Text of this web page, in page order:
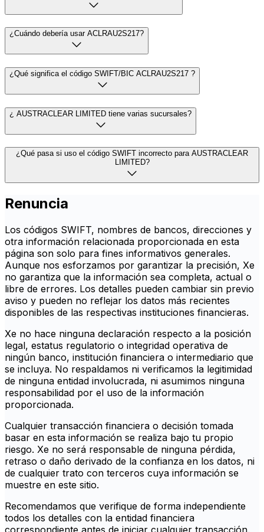
¿Cuándo debería usar ACLRAU2S217?
¿Qué significa el código SWIFT/BIC ACLRAU2S217 ?
¿ AUSTRACLEAR LIMITED tiene varias sucursales?
¿Qué pasa si uso el código SWIFT incorrecto para AUSTRACLEAR
LIMITED?
Renuncia
Los códigos SWIFT, nombres de bancos, direcciones y
otra información relacionada proporcionada en esta
página son solo para fines informativos generales.
Aunque nos esforzamos por garantizar la precisión, Xe
no garantiza que la información sea completa, actual o
libre de errores. Los detalles pueden cambiar sin previo
aviso y pueden no reflejar los datos más recientes
disponibles de las respectivas instituciones financieras.
Xe no hace ninguna declaración respecto a la posición
legal, estatus regulatorio o integridad operativa de
ningún banco, institución financiera o intermediario que
se incluya. No respaldamos ni verificamos la legitimidad
de ninguna entidad involucrada, ni asumimos ninguna
responsabilidad por el uso de la información
proporcionada.
Cualquier transacción financiera o decisión tomada
basar en esta información se realiza bajo tu propio
riesgo. Xe no será responsable de ninguna pérdida,
retraso o daño derivado de la confianza en los datos, ni
de cualquier trato con terceros cuya información se
muestre en este sitio.
Recomendamos que verifique de forma independiente
todos los detalles con la entidad financiera